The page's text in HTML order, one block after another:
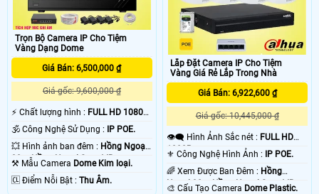
Trọn Bộ Camera IP Cho Tiệm
Vàng Dạng Dome
Giá Bán: 6,500,000 ₫
Giá gốc: 9,600,000 ₫
️⚡ Chất lượng hình : FULL HD 1080P
🕉️ Công Nghệ Sử Dụng :
IP POE.
💥 Hình ảnh ban đêm : Hồng Ngoại
30m Hồng Ngoại Smart IR.
⚒ Mẫu Camera Dome Kim loại.
️🆑 Điểm Nỗi Bật : Thu Âm.
Lắp Đặt Camera IP Cho Tiệm
Vàng Giá Rẻ Lắp Trong Nhà
Giá Bán: 6,922,600 ₫
Giá gốc: 10,445,000 ₫
👁️‍🗨 Hình Ảnh Sắc nét : FULL HD
1080P .
⚜️ Công Nghệ Hình Ảnh : IP POE.
🌈 Xem Được Ban Đêm : Hồng
Ngoại 30m Hồng Ngoại Smart IR.
🎨 Cấu Tạo Camera Dome Plastic.